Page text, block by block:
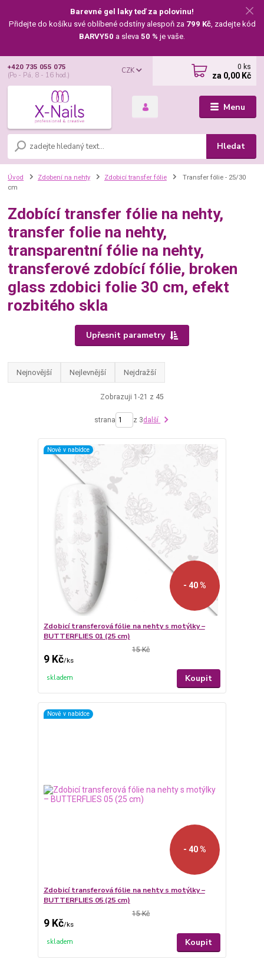
Barevné gel laky teď za polovinu!
Přidejte do košíku své oblíbené odstíny alespoň za 799 Kč, zadejte kód
BARVY50 a sleva 50 % je vaše.
Menu
CZK
Hledat
+420 735 055 075
(Po - Pá, 8 - 16 hod.)
0 ks
za 0,00 Kč
Úvod Zdobení na nehty Zdobicí transfer fólie
Transfer fólie - 25/30
cm
Zdobící transfer fólie na nehty,
transfer folie na nehty,
transparentní fólie na nehty,
transferové zdobící fólie, broken
glass zdobici folie 30 cm, efekt
rozbitého skla
Upřesnit parametry
Nejnovější Nejlevnější Nejdražší
Zobrazuji 1-21 z 45
strana z 3další
Nově v nabídce
- 40 %
Zdobicí transferová fólie na nehty s motýlky –
BUTTERFLIES 01 (25 cm)
15 Kč
9 Kč/ks
skladem Koupit
Nově v nabídce
- 40 %
Zdobicí transferová fólie na nehty s motýlky –
BUTTERFLIES 05 (25 cm)
15 Kč
9 Kč/ks
skladem Koupit